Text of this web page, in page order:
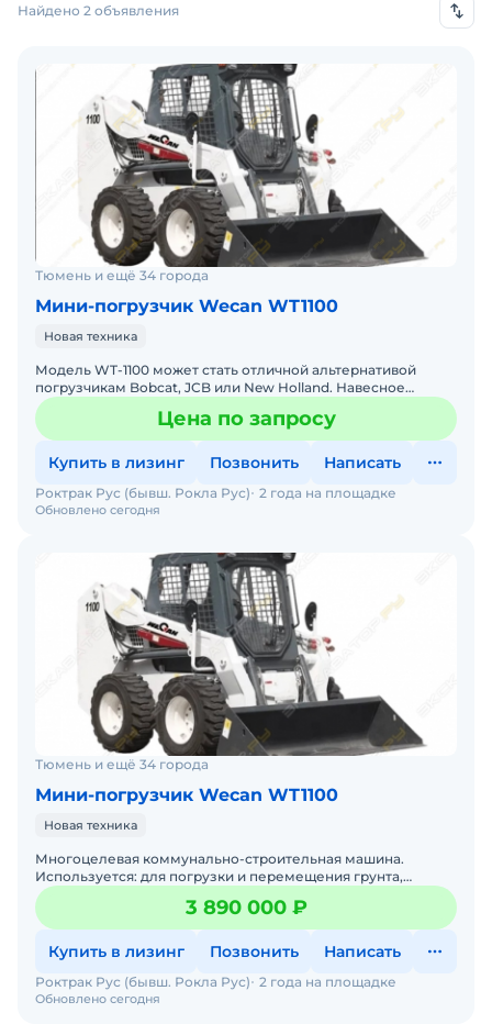
Найдено 2 объявления
Тюмень и ещё 34 города
Мини-погрузчик Wecan WT1100
Новая техника
Модель WT-1100 может стать отличной альтернативой
погрузчикам Bobcat, JCB или New Holland. Навесное
оборудование Bobcat (Бобкат) полностью совместимо с
мини-пог
Цена по запросу
Купить в лизинг Позвонить Написать
Обновлено сегодня
Роктрак Рус (бывш. Рокла Рус) 2 года на площадке
Тюмень и ещё 34 города
Мини-погрузчик Wecan WT1100
Новая техника
Многоцелевая коммунально-строительная машина.
Используется: для погрузки и перемещения грунта,
сыпучих пород, кусковых материалов; планировки участков
местности
3 890 000 ₽
Купить в лизинг Позвонить Написать
Обновлено сегодня
Роктрак Рус (бывш. Рокла Рус) 2 года на площадке